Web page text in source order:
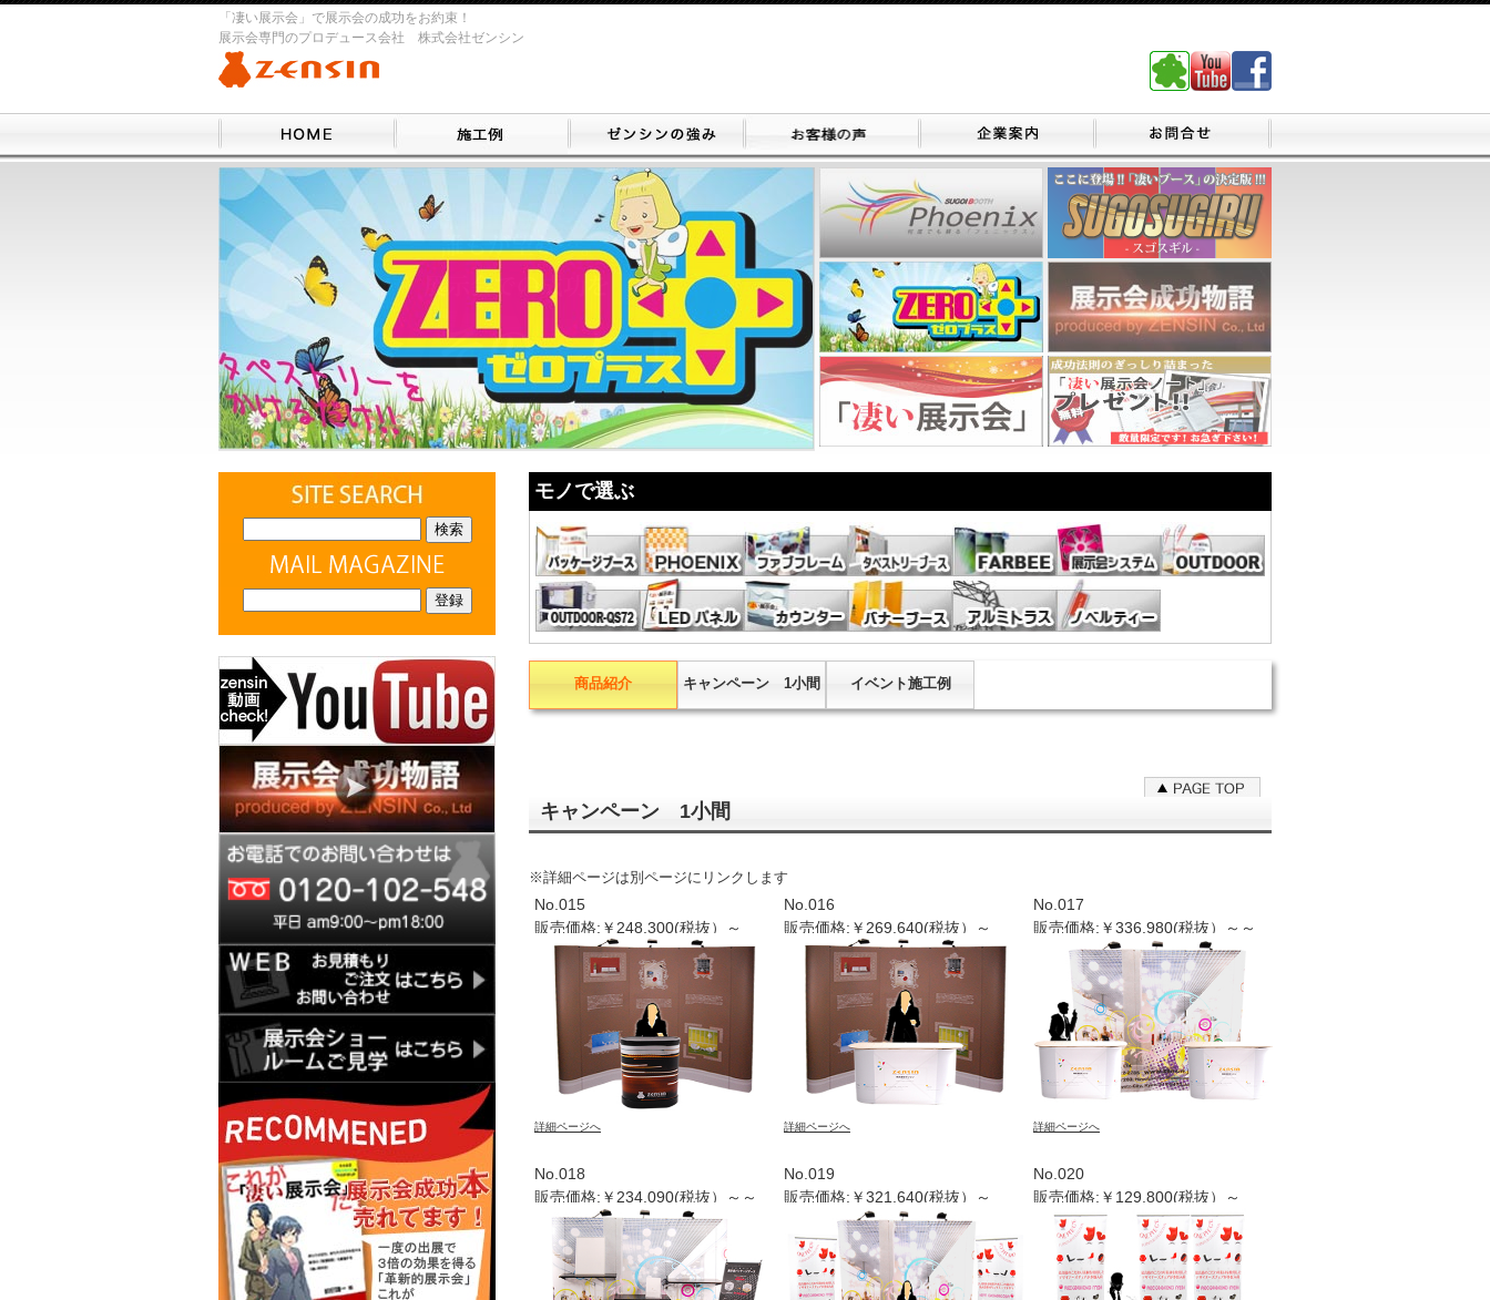
「凄い展示会」で展示会の成功をお約束！
展示会専門のプロデュース会社 株式会社ゼンシン
モノで選ぶ
商品紹介 キャンペーン 1小間 イベント施工例
キャンペーン 1小間
※詳細ページは別ページにリンクします
No.015
販売価格:￥248.300(税抜）～
詳細ページへ
No.016
販売価格:￥269.640(税抜）～
詳細ページへ
No.017
販売価格:￥336.980(税抜）～～
詳細ページへ
No.018
販売価格:￥234.090(税抜）～～
No.019
販売価格:￥321.640(税抜）～
No.020
販売価格:￥129.800(税抜）～